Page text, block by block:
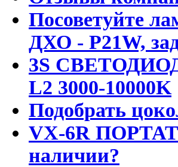
Посоветуйте
ДХО - P21W,
3S
L2 3000-10000K
Подобрать
VX-6R
наличии?